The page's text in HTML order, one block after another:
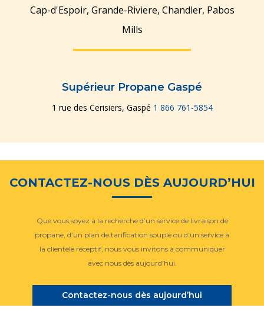
Cap-d'Espoir, Grande-Riviere, Chandler, Pabos
Mills
Supérieur Propane Gaspé
1 rue des Cerisiers, Gaspé 1 866 761-5854
CONTACTEZ-NOUS DÈS AUJOURD’HUI
Que vous soyez à la recherche d’un service de livraison de
propane, d’un plan de tarification souple ou d’un service à
la clientèle réceptif, nous vous invitons à communiquer
avec nous dès aujourd’hui.
Contactez-nous dès aujourd’hui